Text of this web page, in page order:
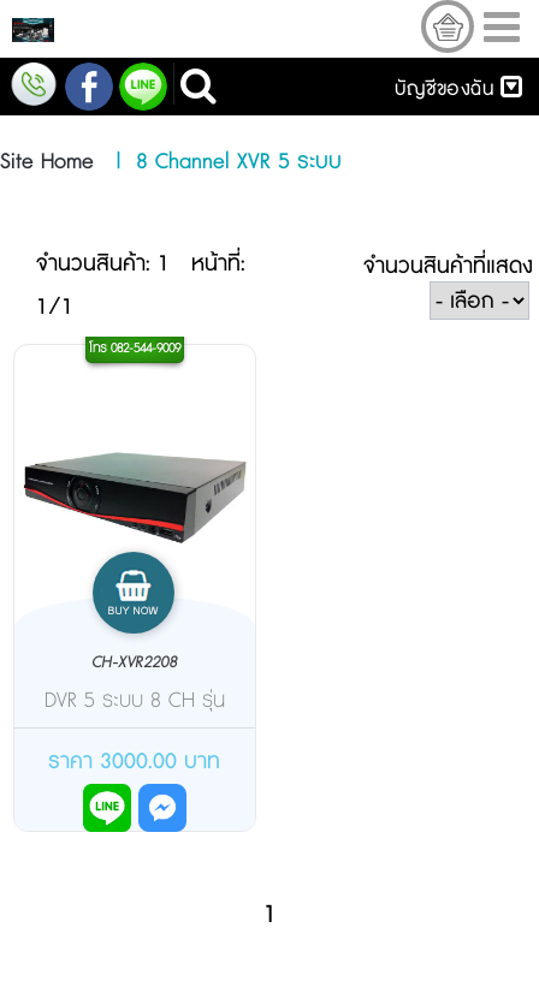
บัญชีของฉัน
Site Home | 8 Channel XVR 5 ระบบ
จำนวนสินค้า: 1
หน้าที่:
1/1
จำนวนสินค้าที่แสดง
โทร 082-544-9009
CH-XVR2208
DVR 5 ระบบ 8 CH รุ่น
CH-XVR2208 รองรับกล้อ
งอนาล็อค, AHD, HDCVI,
HD-TVI, IP, อนาล็อค
ราคา 3000.00 บาท
1